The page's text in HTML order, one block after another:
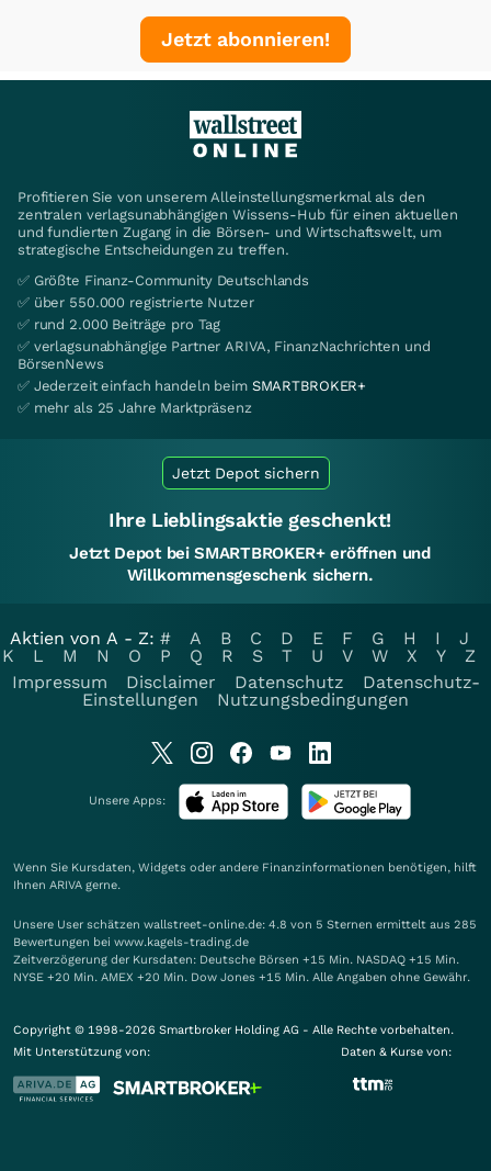
Jetzt abonnieren!
Profitieren Sie von unserem Alleinstellungsmerkmal als den
zentralen verlagsunabhängigen Wissens-Hub für einen aktuellen
und fundierten Zugang in die Börsen- und Wirtschaftswelt, um
strategische Entscheidungen zu treffen.
✅ Größte Finanz-Community Deutschlands
✅ über 550.000 registrierte Nutzer
✅ rund 2.000 Beiträge pro Tag
✅ verlagsunabhängige Partner ARIVA, FinanzNachrichten und
BörsenNews
✅ Jederzeit einfach handeln beim SMARTBROKER+
✅ mehr als 25 Jahre Marktpräsenz
Jetzt Depot sichern
Ihre Lieblingsaktie geschenkt!
Jetzt Depot bei SMARTBROKER+ eröffnen und
Willkommensgeschenk sichern.
Aktien von A - Z: # A B C D E F G H I
J
K
L M N O P Q R S T U V W X Y
Z
Impressum
Disclaimer Datenschutz
Datenschutz-
Einstellungen
Nutzungsbedingungen
Unsere Apps:
Wenn Sie Kursdaten, Widgets oder andere Finanzinformationen benötigen, hilft
Ihnen ARIVA gerne.
Unsere User schätzen wallstreet-online.de: 4.8 von 5 Sternen ermittelt aus 285
Bewertungen bei www.kagels-trading.de
Zeitverzögerung der Kursdaten: Deutsche Börsen +15 Min. NASDAQ +15 Min.
NYSE +20 Min. AMEX +20 Min. Dow Jones +15 Min. Alle Angaben ohne Gewähr.
Copyright © 1998-2026 Smartbroker Holding AG - Alle Rechte vorbehalten.
Mit Unterstützung von:
Daten & Kurse von: